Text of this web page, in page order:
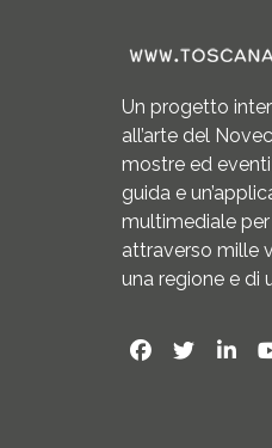
Un progetto
all’arte del
mostre ed
guida e
multimediale
attraverso mille
una regione e di